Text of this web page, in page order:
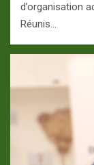
d’organisation
Réunis…